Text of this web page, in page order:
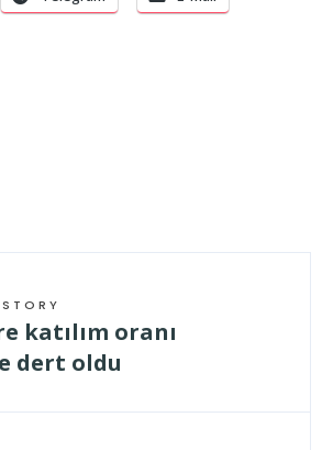
katılım oranı
dert oldu